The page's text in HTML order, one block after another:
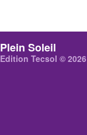
Plein Soleil
Edition Tecsol © 2026